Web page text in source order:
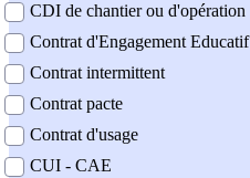
CDI de chantier ou d'opération
Contrat d'Engagement Educatif
Contrat intermittent
Contrat pacte
Contrat d'usage
CUI - CAE